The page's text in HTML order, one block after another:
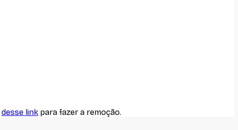
desse link para fazer a remoção.